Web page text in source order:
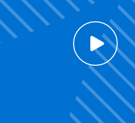
Voir la
Click to enable Youtube cookies